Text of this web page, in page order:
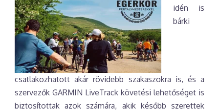
idén is
bárki
csatlakozhatott akár rövidebb szakaszokra is, és a
szervezők GARMIN LiveTrack követési lehetőséget is
biztosítottak azok számára, akik később szerettek